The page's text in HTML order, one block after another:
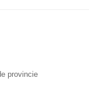
provincie